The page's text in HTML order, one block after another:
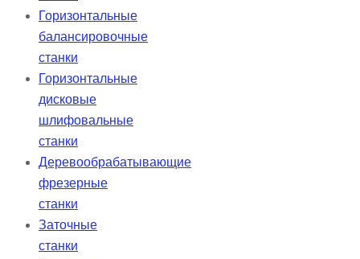
Горизонтальные
балансировочные
станки
Горизонтальные
дисковые
шлифовальные
станки
Деревообрабатывающие
фрезерные
станки
Заточные
станки